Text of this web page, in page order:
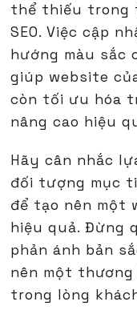
thể thiếu trong
SEO. Việc cập
hướng màu sắc
giúp website
còn tối ưu hóa
nâng cao hiệu
Hãy cân nhắc
đối tượng mục
để tạo nên một
hiệu quả. Đừng
phản ánh bản
nên một thương
trong lòng